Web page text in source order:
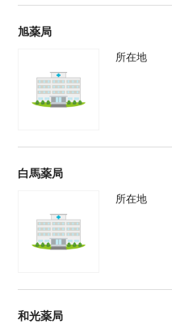
旭薬局
所在地
白馬薬局
所在地
和光薬局